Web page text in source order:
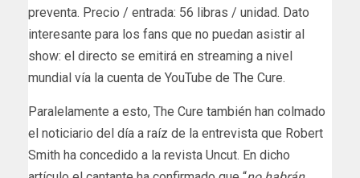
preventa. Precio / entrada: 56 libras / unidad. Dato
interesante para los fans que no puedan asistir al
show: el directo se emitirá en streaming a nivel
mundial vía la cuenta de YouTube de The Cure.
Paralelamente a esto, The Cure también han colmado
el noticiario del día a raíz de la entrevista que Robert
Smith ha concedido a la revista Uncut. En dicho